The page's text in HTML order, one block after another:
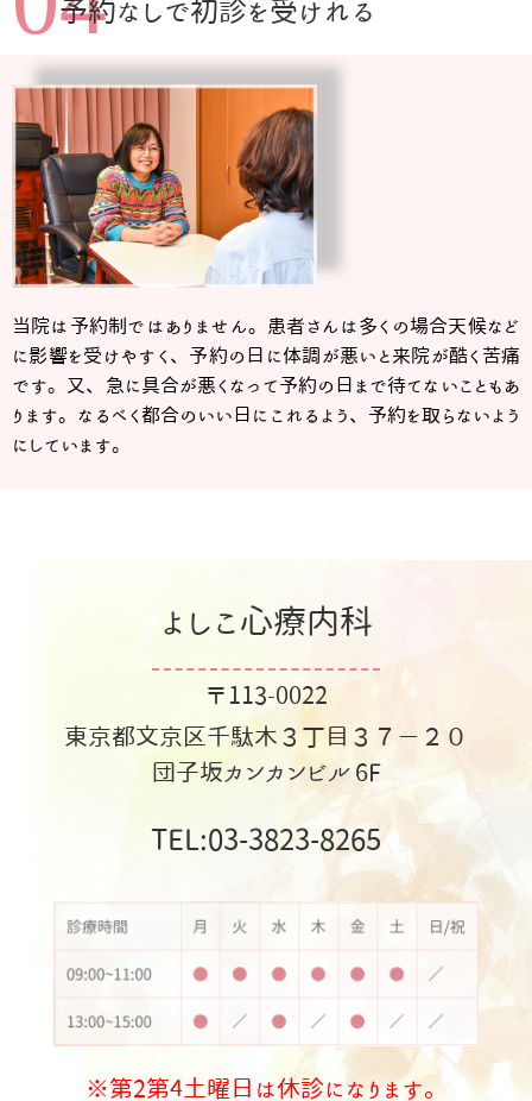
予約なしで初診を受けれる
当院は予約制ではありません。患者さんは多くの場合天候など
に影響を受けやすく、予約の日に体調が悪いと来院が酷く苦痛
です。又、急に具合が悪くなって予約の日まで待てないこともあ
ります。なるべく都合のいい日にこれるよう、予約を取らないよう
にしています。
よしこ心療内科
〒113-0022
東京都文京区千駄木３丁目３７−２０
団子坂カンカンビル 6F
TEL:03-3823-8265
※第2第4土曜日は休診になります。